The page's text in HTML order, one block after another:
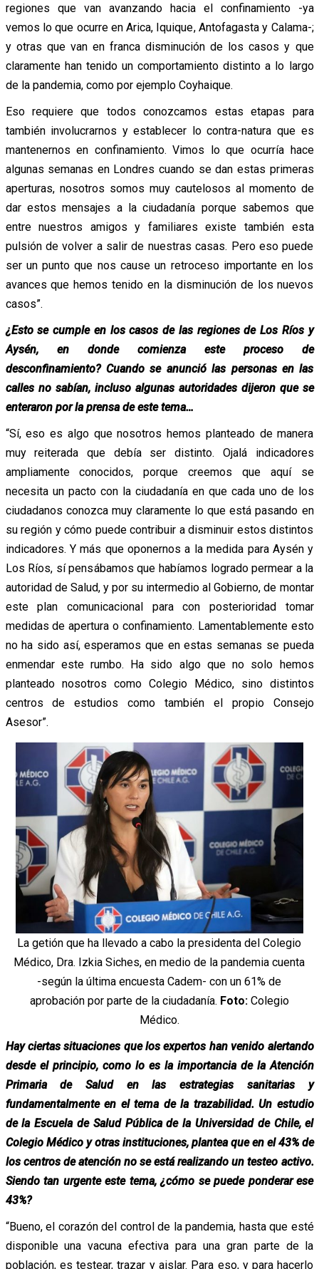
regiones que van avanzando hacia el confinamiento -ya
vemos lo que ocurre en Arica, Iquique, Antofagasta y Calama-;
y otras que van en franca disminución de los casos y que
claramente han tenido un comportamiento distinto a lo largo
de la pandemia, como por ejemplo Coyhaique.
Eso requiere que todos conozcamos estas etapas para
también involucrarnos y establecer lo contra-natura que es
mantenernos en confinamiento. Vimos lo que ocurría hace
algunas semanas en Londres cuando se dan estas primeras
aperturas, nosotros somos muy cautelosos al momento de
dar estos mensajes a la ciudadanía porque sabemos que
entre nuestros amigos y familiares existe también esta
pulsión de volver a salir de nuestras casas. Pero eso puede
ser un punto que nos cause un retroceso importante en los
avances que hemos tenido en la disminución de los nuevos
casos”.
¿Esto se cumple en los casos de las regiones de Los Ríos y
Aysén, en donde comienza este proceso de
desconfinamiento? Cuando se anunció las personas en las
calles no sabían, incluso algunas autoridades dijeron que se
enteraron por la prensa de este tema…
“Sí, eso es algo que nosotros hemos planteado de manera
muy reiterada que debía ser distinto. Ojalá indicadores
ampliamente conocidos, porque creemos que aquí se
necesita un pacto con la ciudadanía en que cada uno de los
ciudadanos conozca muy claramente lo que está pasando en
su región y cómo puede contribuir a disminuir estos distintos
indicadores. Y más que oponernos a la medida para Aysén y
Los Ríos, sí pensábamos que habíamos logrado permear a la
autoridad de Salud, y por su intermedio al Gobierno, de montar
este plan comunicacional para con posterioridad tomar
medidas de apertura o confinamiento. Lamentablemente esto
no ha sido así, esperamos que en estas semanas se pueda
enmendar este rumbo. Ha sido algo que no solo hemos
planteado nosotros como Colegio Médico, sino distintos
centros de estudios como también el propio Consejo
Asesor”.
La getión que ha llevado a cabo la presidenta del Colegio
Médico, Dra. Izkia Siches, en medio de la pandemia cuenta
-según la última encuesta Cadem- con un 61% de
aprobación por parte de la ciudadanía. Foto:Colegio
Médico.
Hay ciertas situaciones que los expertos han venido alertando
desde el principio, como lo es la importancia de la Atención
Primaria de Salud en las estrategias sanitarias y
fundamentalmente en el tema de la trazabilidad. Un estudio
de la Escuela de Salud Pública de la Universidad de Chile, el
Colegio Médico y otras instituciones, plantea que en el 43% de
los centros de atención no se está realizando un testeo activo.
Siendo tan urgente este tema, ¿cómo se puede ponderar ese
43%?
“Bueno, el corazón del control de la pandemia, hasta que esté
disponible una vacuna efectiva para una gran parte de la
población, es testear, trazar y aislar. Para eso, y para hacerlo